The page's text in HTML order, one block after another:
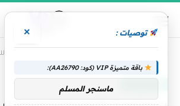
استعداداً للامتحانات النهائية.. الاثنين والثلاثاء للتعلّم
توصيات : ×
باقة متميزة VIP (كود: AA26790):
ماسنجر المسلم